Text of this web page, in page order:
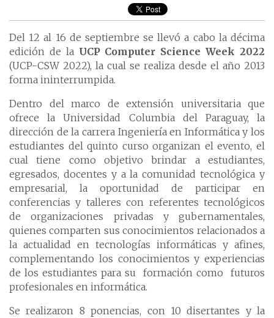
Del 12 al 16 de septiembre se llevó a cabo la décima
edición de la UCP Computer Science Week 2022
(UCP-CSW 2022), la cual se realiza desde el año 2013
forma ininterrumpida.
Dentro del marco de extensión universitaria que
ofrece la Universidad Columbia del Paraguay, la
dirección de la carrera Ingeniería en Informática y los
estudiantes del quinto curso organizan el evento, el
cual tiene como objetivo brindar a estudiantes,
egresados, docentes y a la comunidad tecnológica y
empresarial, la oportunidad de participar en
conferencias y talleres con referentes tecnológicos
de organizaciones privadas y gubernamentales,
quienes comparten sus conocimientos relacionados a
la actualidad en tecnologías informáticas y afines,
complementando los conocimientos y experiencias
de los estudiantes para su formación como futuros
profesionales en informática.
Se realizaron 8 ponencias, con 10 disertantes y la